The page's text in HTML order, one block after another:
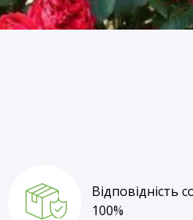
Відповідність
100%